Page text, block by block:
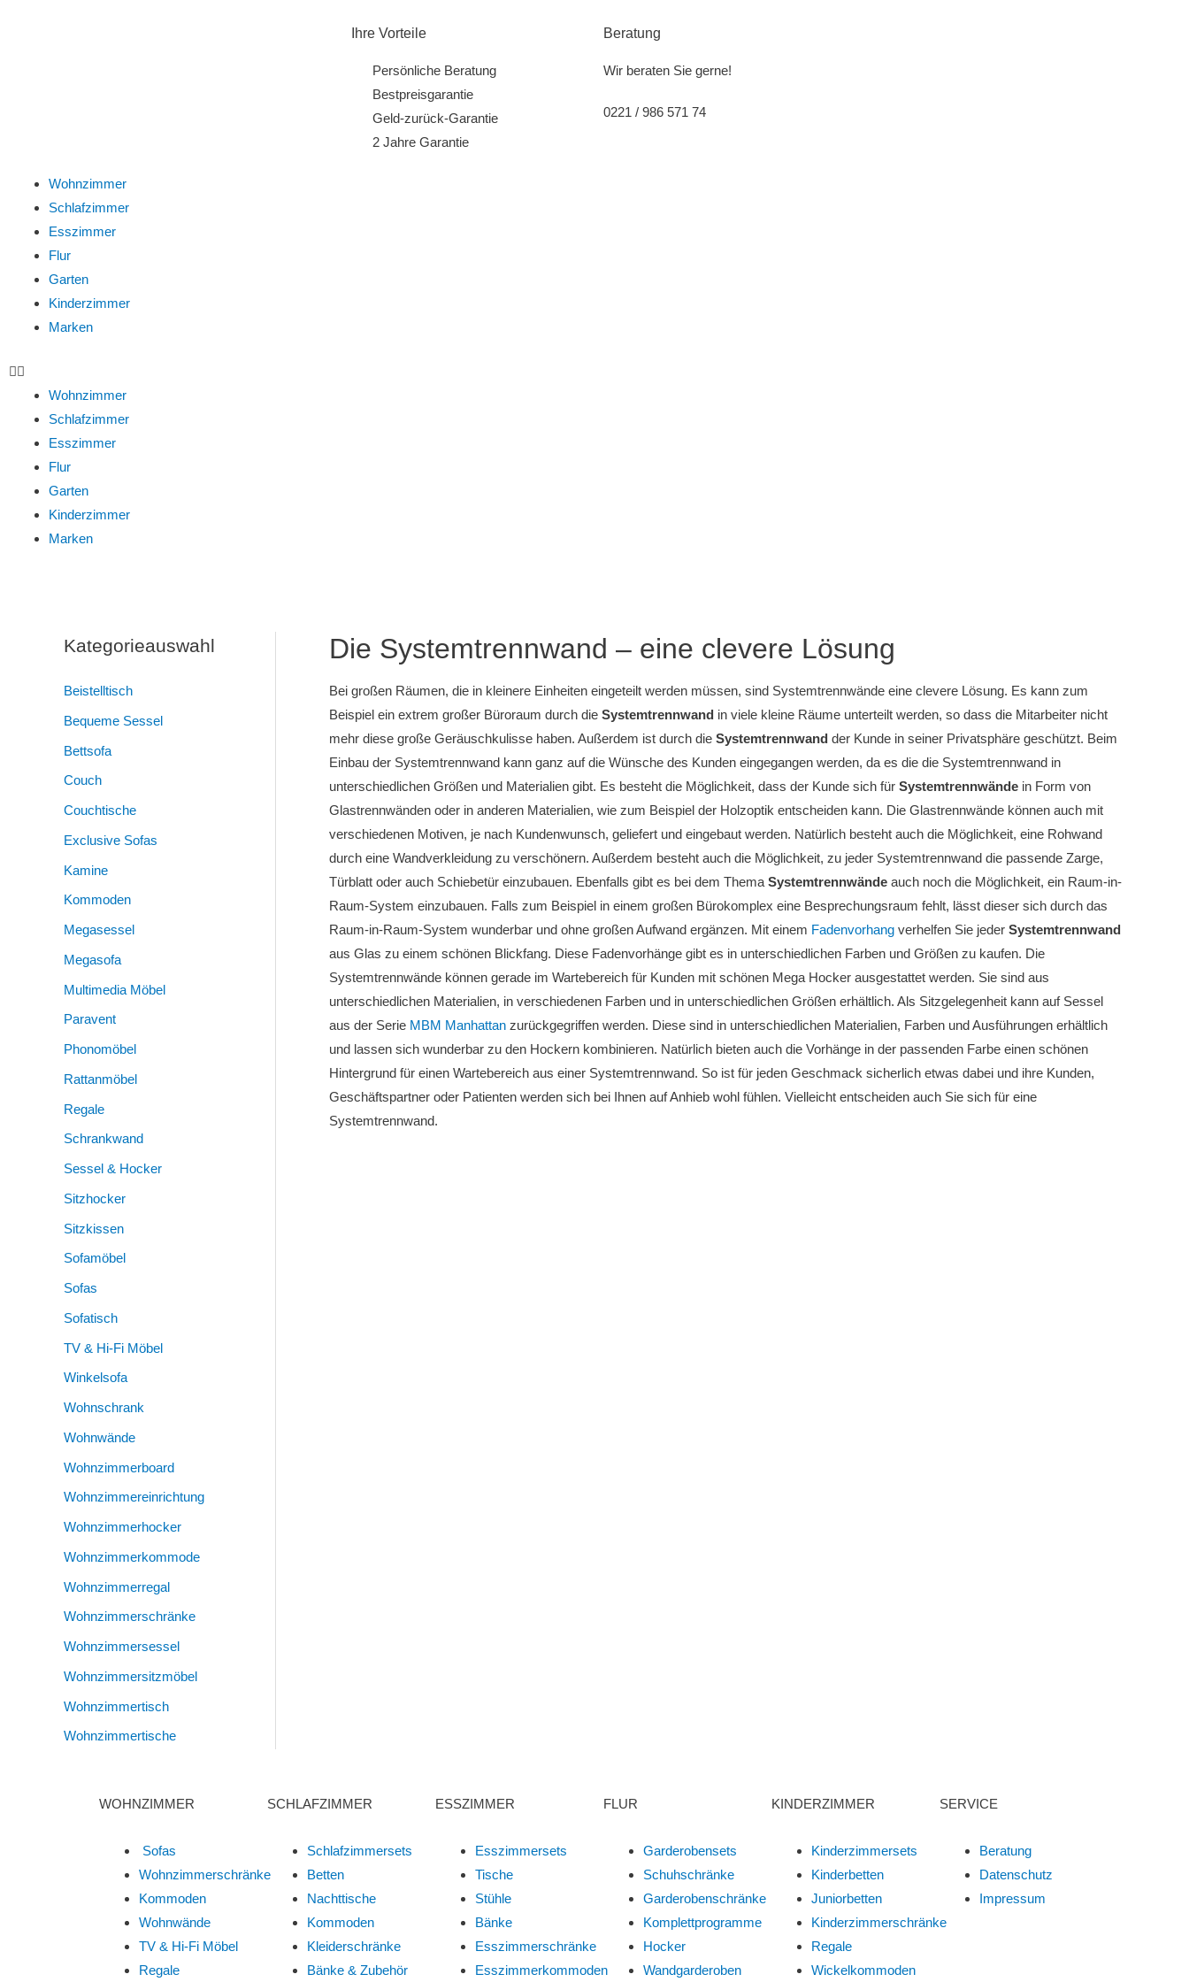
Ihre Vorteile
Persönliche Beratung
Bestpreisgarantie
Geld-zurück-Garantie
2 Jahre Garantie
Beratung
Wir beraten Sie gerne!
0221 / 986 571 74
Wohnzimmer
Schlafzimmer
Esszimmer
Flur
Garten
Kinderzimmer
Marken
Wohnzimmer
Schlafzimmer
Esszimmer
Flur
Garten
Kinderzimmer
Marken
Kategorieauswahl
Beistelltisch
Bequeme Sessel
Bettsofa
Couch
Couchtische
Exclusive Sofas
Kamine
Kommoden
Megasessel
Megasofa
Multimedia Möbel
Paravent
Phonomöbel
Rattanmöbel
Regale
Schrankwand
Sessel & Hocker
Sitzhocker
Sitzkissen
Sofamöbel
Sofas
Sofatisch
TV & Hi-Fi Möbel
Winkelsofa
Wohnschrank
Wohnwände
Wohnzimmerboard
Wohnzimmereinrichtung
Wohnzimmerhocker
Wohnzimmerkommode
Wohnzimmerregal
Wohnzimmerschränke
Wohnzimmersessel
Wohnzimmersitzmöbel
Wohnzimmertisch
Wohnzimmertische
Die Systemtrennwand – eine clevere Lösung
Bei großen Räumen, die in kleinere Einheiten eingeteilt werden müssen, sind Systemtrennwände eine clevere Lösung. Es kann zum
Beispiel ein extrem großer Büroraum durch die Systemtrennwand in viele kleine Räume unterteilt werden, so dass die Mitarbeiter nicht
mehr diese große Geräuschkulisse haben. Außerdem ist durch die Systemtrennwand der Kunde in seiner Privatsphäre geschützt. Beim
Einbau der Systemtrennwand kann ganz auf die Wünsche des Kunden eingegangen werden, da es die die Systemtrennwand in
unterschiedlichen Größen und Materialien gibt. Es besteht die Möglichkeit, dass der Kunde sich für Systemtrennwände in Form von
Glastrennwänden oder in anderen Materialien, wie zum Beispiel der Holzoptik entscheiden kann. Die Glastrennwände können auch mit
verschiedenen Motiven, je nach Kundenwunsch, geliefert und eingebaut werden. Natürlich besteht auch die Möglichkeit, eine Rohwand
durch eine Wandverkleidung zu verschönern. Außerdem besteht auch die Möglichkeit, zu jeder Systemtrennwand die passende Zarge,
Türblatt oder auch Schiebetür einzubauen. Ebenfalls gibt es bei dem Thema Systemtrennwände auch noch die Möglichkeit, ein Raum-in-
Raum-System einzubauen. Falls zum Beispiel in einem großen Bürokomplex eine Besprechungsraum fehlt, lässt dieser sich durch das
Raum-in-Raum-System wunderbar und ohne großen Aufwand ergänzen. Mit einem Fadenvorhang verhelfen Sie jeder Systemtrennwand
aus Glas zu einem schönen Blickfang. Diese Fadenvorhänge gibt es in unterschiedlichen Farben und Größen zu kaufen. Die
Systemtrennwände können gerade im Wartebereich für Kunden mit schönen Mega Hocker ausgestattet werden. Sie sind aus
unterschiedlichen Materialien, in verschiedenen Farben und in unterschiedlichen Größen erhältlich. Als Sitzgelegenheit kann auf Sessel
aus der Serie MBM Manhattan zurückgegriffen werden. Diese sind in unterschiedlichen Materialien, Farben und Ausführungen erhältlich
und lassen sich wunderbar zu den Hockern kombinieren. Natürlich bieten auch die Vorhänge in der passenden Farbe einen schönen
Hintergrund für einen Wartebereich aus einer Systemtrennwand. So ist für jeden Geschmack sicherlich etwas dabei und ihre Kunden,
Geschäftspartner oder Patienten werden sich bei Ihnen auf Anhieb wohl fühlen. Vielleicht entscheiden auch Sie sich für eine
Systemtrennwand.
WOHNZIMMER
Sofas
Wohnzimmerschränke
Kommoden
Wohnwände
TV & Hi-Fi Möbel
Regale
SCHLAFZIMMER
Schlafzimmersets
Betten
Nachttische
Kommoden
Kleiderschränke
Bänke & Zubehör
ESSZIMMER
Esszimmersets
Tische
Stühle
Bänke
Esszimmerschränke
Esszimmerkommoden
FLUR
Garderobensets
Schuhschränke
Garderobenschränke
Komplettprogramme
Hocker
Wandgarderoben
KINDERZIMMER
Kinderzimmersets
Kinderbetten
Juniorbetten
Kinderzimmerschränke
Regale
Wickelkommoden
SERVICE
Beratung
Datenschutz
Impressum